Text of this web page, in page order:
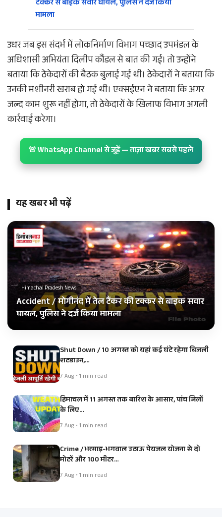
टक्कर से बाइक सवार घायल, पुलिस ने दर्ज किया
मामला
उधर जब इस संदर्भ में लोकनिर्माण विभाग पच्छाद उपमंडल के
अधिशासी अभियंता दिलीप कौंडल से बात की गई। तो उन्होंने
बताया कि ठेकेदारों की बैठक बुलाई गई थी। ठेकेदारों ने बताया कि
उनकी मशीनरी खराब हो गई थी। एक्सईएन ने बताया कि अगर
जल्द काम शुरू नहीं होगा, तो ठेकेदारों के खिलाफ विभाग अगली
कार्रवाई करेगा।
🚨 WhatsApp Channel से जुड़ें — ताज़ा खबर सबसे पहले
यह खबर भी पढ़ें
Himachal Pradesh News
Accident / मोगीनंद में तेल टैंकर की टक्कर से बाइक सवार
घायल, पुलिस ने दर्ज किया मामला
Shut Down / 10 अगस्त को यहां कई घंटे रहेगा बिजली
शटडाउन,…
7 Aug • 1 min read
हिमाचल में 11 अगस्त तक बारिश के आसार, पांच जिलों
के लिए…
7 Aug • 1 min read
Crime / भरमाड़-भगवाल उठाऊ पेयजल योजना से दो
मोटरें और 100 मीटर…
7 Aug • 1 min read